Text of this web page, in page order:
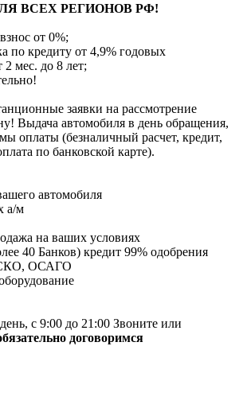
ВСЕХ РЕГИОНОВ РФ!
от 0%;
по кредиту от 4,9% годовых
2 мес. до 8 лет;
заявки на рассмотрение
Выдача автомобиля в день обращения,
оплаты (безналичный расчет, кредит,
по банковской карте).
автомобиля
а/м
на ваших условиях
40 Банков) кредит 99% одобрения
ОСАГО
с 9:00 до 21:00 Звоните или
договоримся